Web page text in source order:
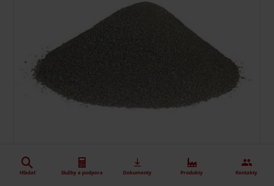
Hľadať Služby a podpora Dokumenty Produkty Kontakty